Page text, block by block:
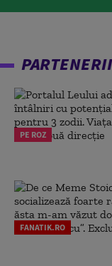
PE ROZ
FANATIK.RO